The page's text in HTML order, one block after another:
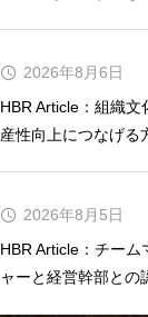
HBR Article：組織
産性向上につなげる
2026年8月6日
HBR Article：チー
ャーと経営幹部との
2026年8月5日